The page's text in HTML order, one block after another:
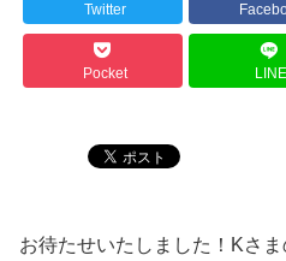
Twitter
Pocket LINE
お待たせいたしました！Kさ